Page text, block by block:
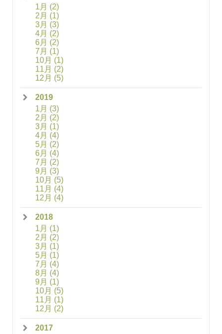
1月 (2)
2月 (1)
3月 (3)
4月 (2)
6月 (2)
7月 (1)
10月 (1)
11月 (2)
12月 (5)
2019
1月 (3)
2月 (2)
3月 (1)
4月 (4)
5月 (2)
6月 (4)
7月 (2)
9月 (3)
10月 (5)
11月 (4)
12月 (4)
2018
1月 (1)
2月 (2)
3月 (1)
5月 (1)
7月 (4)
8月 (4)
9月 (1)
10月 (5)
11月 (1)
12月 (2)
2017